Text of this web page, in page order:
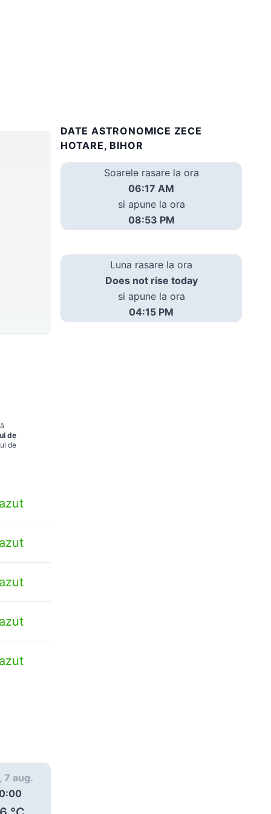
de
de
7 aug.
DATE ASTRONOMICE ZECE
HOTARE, BIHOR
Soarele rasare la ora
06:17 AM
si apune la ora
08:53 PM
Luna rasare la ora
Does not rise today
si apune la ora
04:15 PM